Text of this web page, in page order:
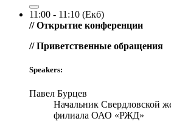
11:00 - 11:10 (Екб)
// Открытие конференции
// Приветственные обращения
Speakers:
Павел Бурцев
Начальник Свердловской
филиала ОАО «РЖД»